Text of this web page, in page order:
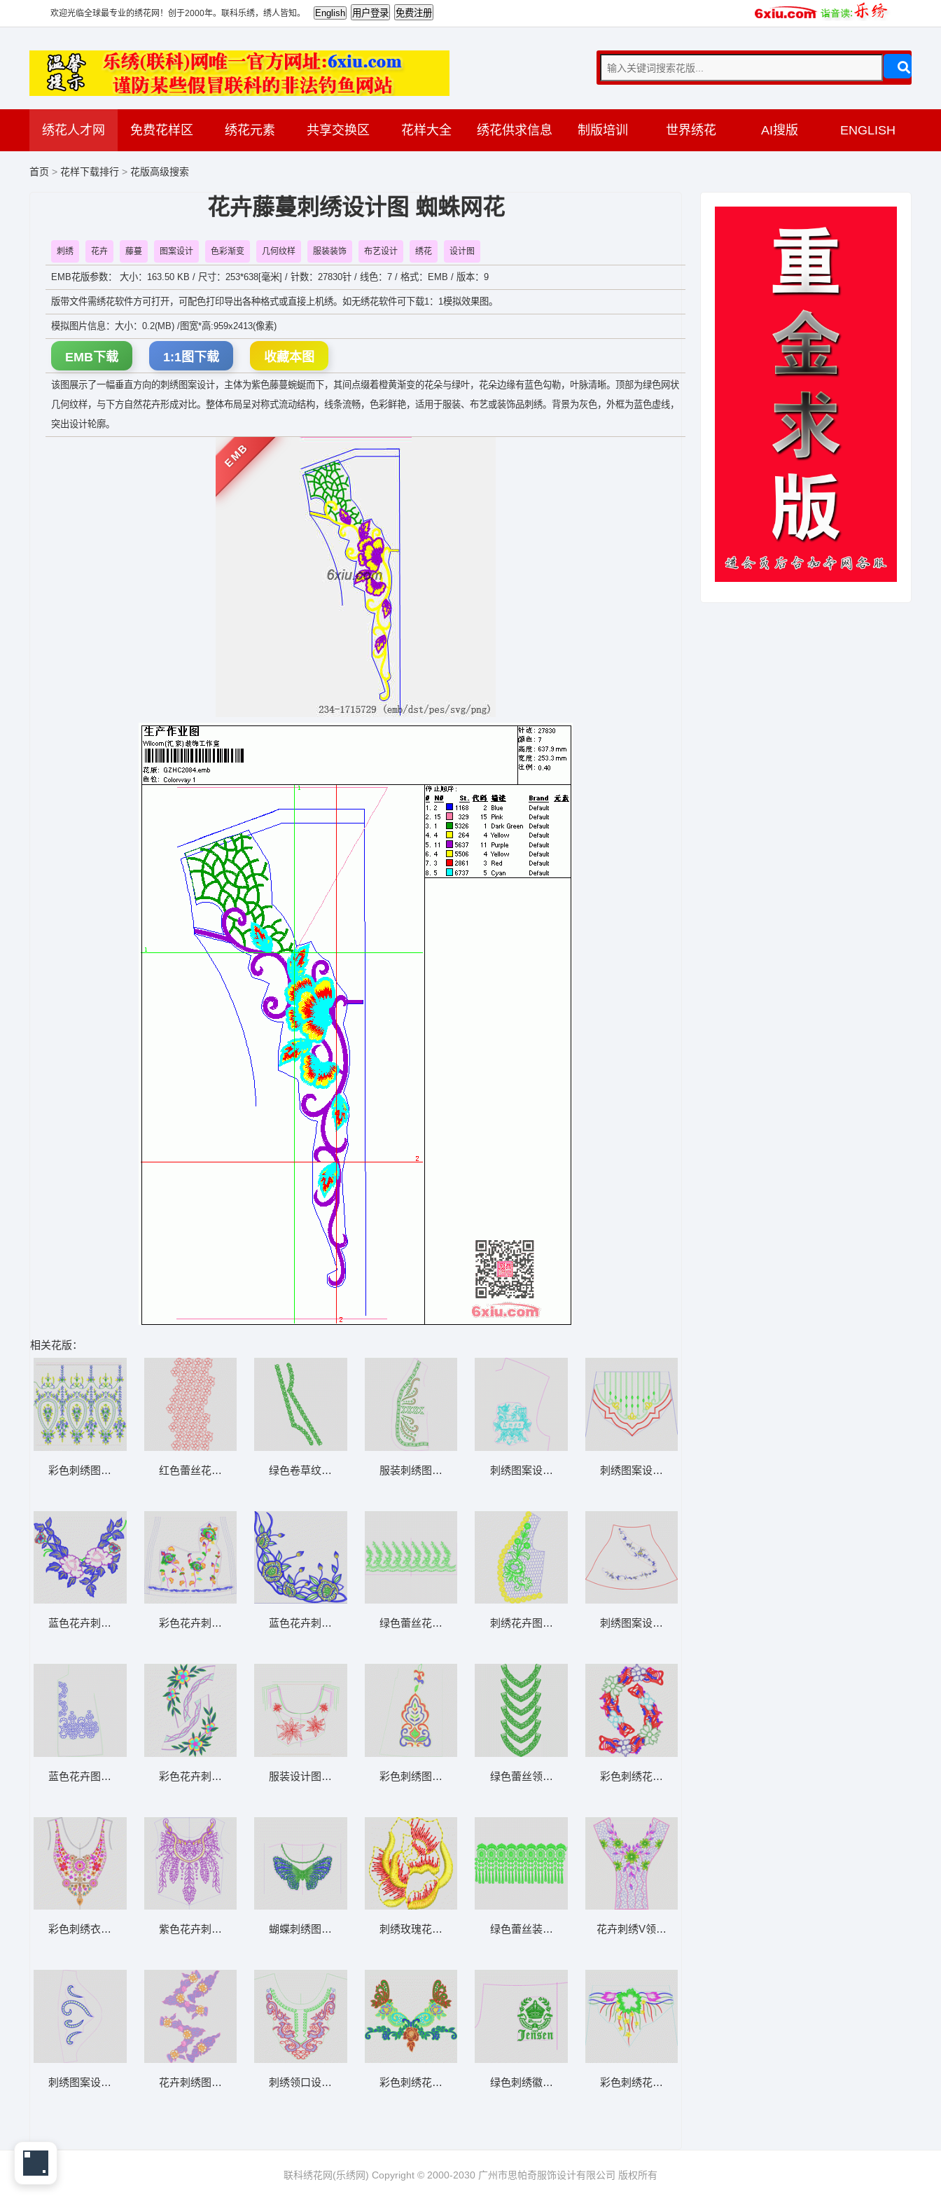
欢迎光临全球最专业的绣花网！创于2000年。联科乐绣，绣人皆知。
绣花人才网 免费花样区 绣花元素 共享交换区 花样大全 绣花供求信息 制版培训 世界绣花 AI搜版 ENGLISH
首页 > 花样下载排行 > 花版高级搜索
花卉藤蔓刺绣设计图 蜘蛛网花
刺绣 花卉 藤蔓 图案设计 色彩渐变 几何纹样 服装装饰 布艺设计 绣花 设计图
EMB花版参数： 大小：163.50 KB / 尺寸：253*638[毫米] / 针数：27830针 / 线色：7 / 格式：EMB / 版本：9
版带文件需绣花软件方可打开，可配色打印导出各种格式或直接上机绣。如无绣花软件可下载1：1模拟效果图。
模拟图片信息：大小：0.2(MB) /图宽*高:959x2413(像素)
EMB下载 1:1图下载 收藏本图
该图展示了一幅垂直方向的刺绣图案设计，主体为紫色藤蔓蜿蜒而下，其间点缀着橙黄渐变的花朵与绿叶，花朵边缘有蓝色勾勒，叶脉清晰。顶部为绿色网状
几何纹样，与下方自然花卉形成对比。整体布局呈对称式流动结构，线条流畅，色彩鲜艳，适用于服装、布艺或装饰品刺绣。背景为灰色，外框为蓝色虚线，
突出设计轮廓。
EMB
相关花版：
彩色刺绣图案设计图 抽象带条
蓝色花卉刺绣装饰图案 贴布玫瑰花
蓝色花卉图案裁剪图 镂空花
彩色刺绣衣领设计图 复杂民族领花
刺绣图案设计图 符号曲线
红色蕾丝花图案装饰 简单花匹绣
彩色花卉刺绣图案设计图 传统牡丹花
彩色花卉刺绣图案设计 优美花条
紫色花卉刺绣服装设计图 大花条领
花卉刺绣图案设计 水溶领花
绿色卷草纹装饰带 心形条
蓝色花卉刺绣图案 荷花状条
服装设计图样草稿 灿烂花胸
蝴蝶刺绣图案设计图 蝴蝶衣胸
刺绣领口设计图 领
服装刺绣图案设计图 镂空抽象衣襟
绿色蕾丝花边图案设计图 玫瑰花裙边
彩色刺绣图案设计图 抽象裤曲线三角针
刺绣玫瑰花图案 简单玫瑰花
彩色刺绣花卉装饰图案 水溶领花
刺绣图案设计图 飞马章仔
刺绣花卉图案设计图 水溶肩花
绿色蕾丝领口装饰图案 水溶领
绿色蕾丝装饰图案 水溶条码
绿色刺绣徽章设计图 章仔男
刺绣图案设计图 裤腰曲线
刺绣图案设计图 小花条
彩色刺绣花环图案 水溶领仿
花卉刺绣V领设计图 后背领花水溶
彩色刺绣花卉图案设计 简单花
联科绣花网(乐绣网) Copyright © 2000-2030 广州市思帕奇服饰设计有限公司 版权所有